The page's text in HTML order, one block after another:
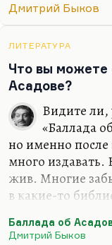
безусловно.
студентов,
бросить то, что
видел и сделал.
английски я,
денешься.
более четкой.
много. Вот
«Сорделло»
Дмитрий Быков
ЛИТЕРАТУРА
Что вы можете
Асадове?
Видите ли,
«Баллада
но именно после
много
жив. Многие
в какие-то
для советского
Баллада об
Дмитрий Быков